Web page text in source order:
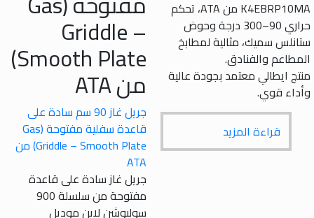
Griddle –
Smooth Plate)
من ATA
جريل غاز 90 سم سادة على
قاعدة سفلية مفتوحة (Gas
Griddle – Smooth Plate) من
جريل غاز سادة على قاعدة
مفتوحة من سلسلة 900
سوليوشن لاين موديل
K4EBRP10MA من ATA، تحكم
حراري 90–300 درجة وحوض
سميك، مثالية لمطابخ
والفنادق.
معتمد بجودة عالية
قوي.
قراءة المزيد